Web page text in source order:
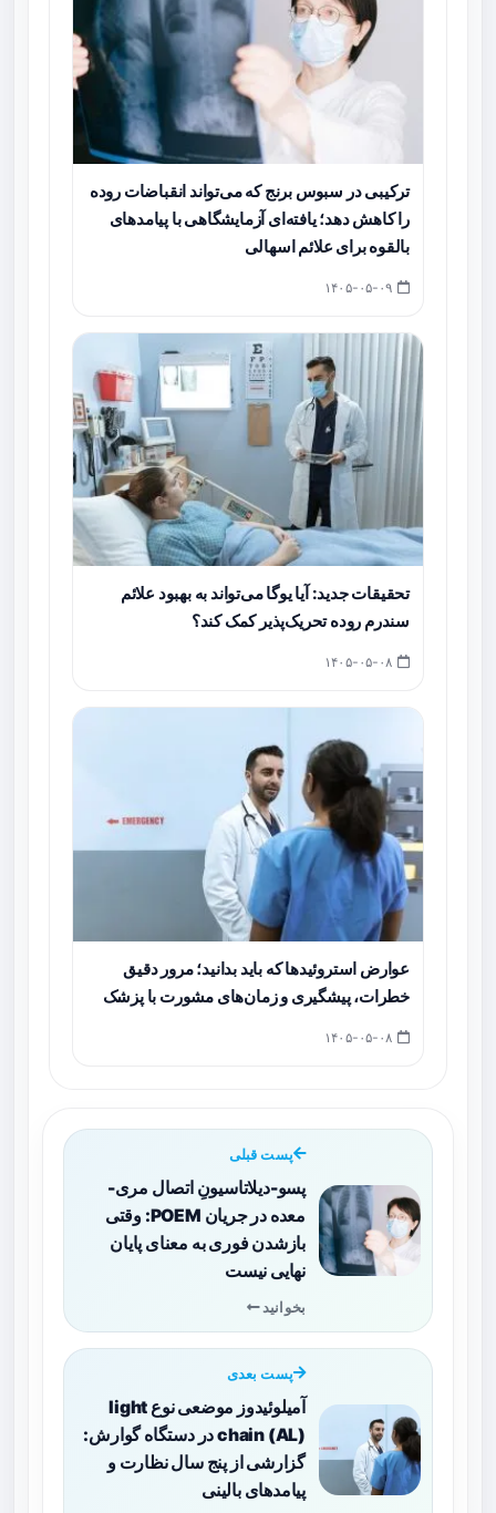
ترکیبی در سبوس برنج که می‌تواند انقباضات روده
را کاهش دهد؛ یافته‌ای آزمایشگاهی با پیامدهای
بالقوه برای علائم اسهالی
تحقیقات جدید: آیا یوگا می‌تواند به بهبود علائم
سندرم روده تحریک‌پذیر کمک کند؟
عوارض استروئیدها که باید بدانید؛ مرور دقیق
خطرات، پیشگیری و زمان‌های مشورت با پزشک
پست قبلی
پسو-دیلاتاسیونِ اتصال مری-
معده در جریان POEM: وقتی
بازشدن فوری به معنای پایان
نهایی نیست
بخوانید
پست بعدی
آمیلوئیدوز موضعی نوع light
chain (AL) در دستگاه گوارش:
گزارشی از پنج سال نظارت و
پیامدهای بالینی